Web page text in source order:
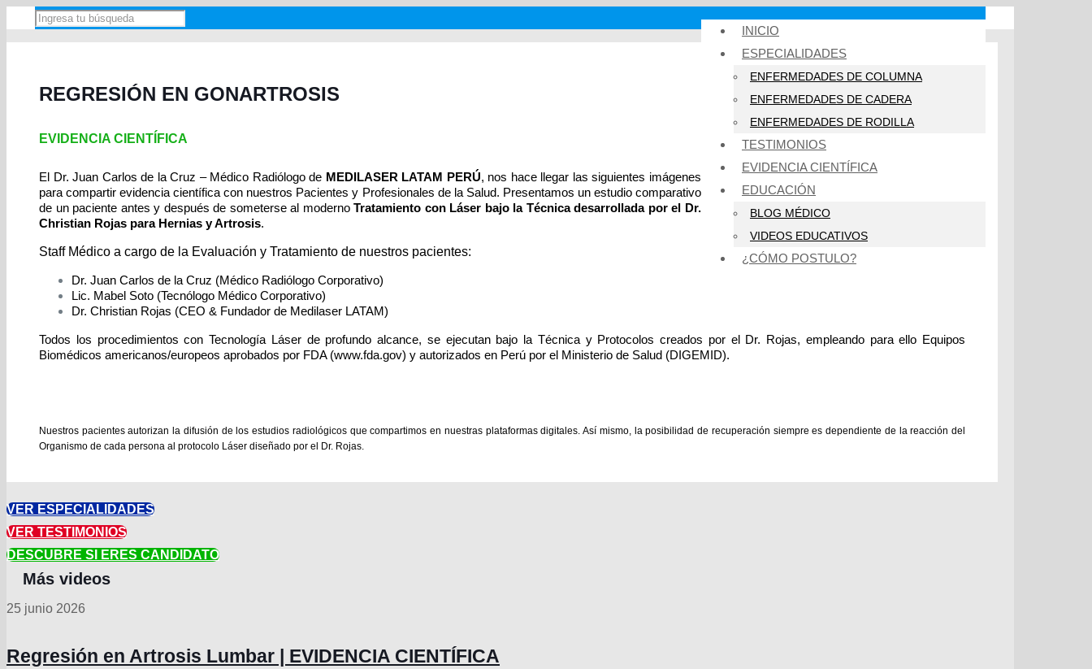
INICIO
ESPECIALIDADES
ENFERMEDADES DE COLUMNA
ENFERMEDADES DE CADERA
ENFERMEDADES DE RODILLA
TESTIMONIOS
EVIDENCIA CIENTÍFICA
EDUCACIÓN
BLOG MÉDICO
VIDEOS EDUCATIVOS
¿CÓMO POSTULO?
REGRESIÓN EN GONARTROSIS
EVIDENCIA CIENTÍFICA
El Dr. Juan Carlos de la Cruz – Médico Radiólogo de MEDILASER LATAM PERÚ, nos hace llegar las siguientes imágenes
para compartir evidencia científica con nuestros Pacientes y Profesionales de la Salud. Presentamos un estudio comparativo
de un paciente antes y después de someterse al modernoTratamiento con Láser bajo la Técnica desarrollada por el Dr.
Christian Rojas para Hernias y Artrosis.
Staff Médico a cargo de la Evaluación y Tratamiento de nuestros pacientes:
Dr. Juan Carlos de la Cruz (Médico Radiólogo Corporativo)
Lic. Mabel Soto (Tecnólogo Médico Corporativo)
Dr. Christian Rojas (CEO & Fundador de Medilaser LATAM)
Todos los procedimientos con Tecnología Láser de profundo alcance, se ejecutan bajo la Técnica y Protocolos creados por el Dr. Rojas, empleando para ello Equipos
Biomédicos americanos/europeos aprobados por FDA (www.fda.gov) y autorizados en Perú por el Ministerio de Salud (DIGEMID).
Nuestros pacientes autorizan la difusión de los estudios radiológicos que compartimos en nuestras plataformas digitales. Así mismo, la posibilidad de recuperación siempre es dependiente de la reacción del
Organismo de cada persona al protocolo Láser diseñado por el Dr. Rojas.
VER ESPECIALIDADES
VER TESTIMONIOS
DESCUBRE SI ERES CANDIDATO
25 junio 2026
Regresión en Artrosis Lumbar | EVIDENCIA CIENTÍFICA